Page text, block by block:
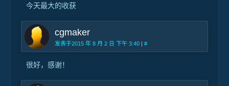
今天最大的收获
cgmaker
发表于2015 年 8 月 2 日 下午 3:40 | #
很好，感谢！